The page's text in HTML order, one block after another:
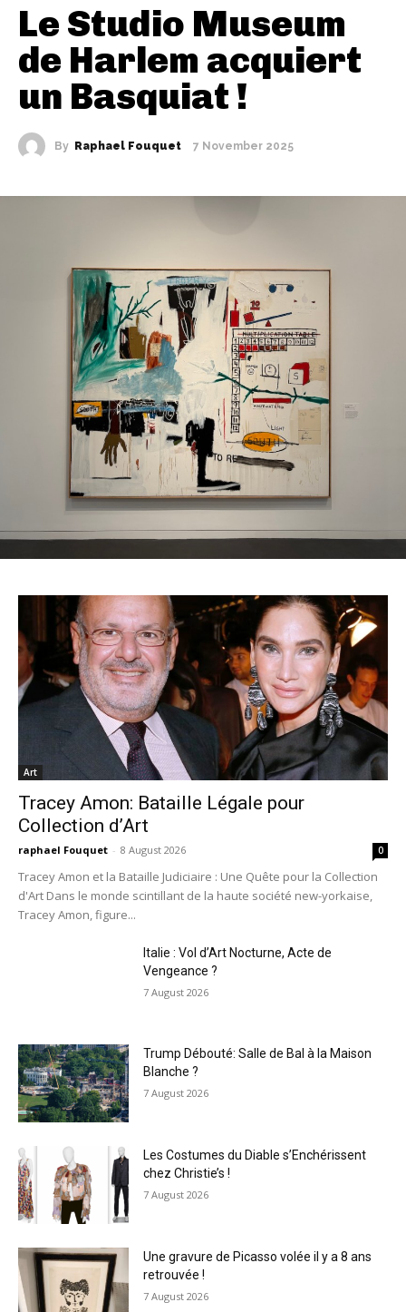
Le Studio Museum
de Harlem acquiert
un Basquiat !
By Raphael Fouquet 7 November 2025
Art
Tracey Amon: Bataille Légale pour
Collection d’Art
raphael Fouquet - 8 August 2026 0
Tracey Amon et la Bataille Judiciaire : Une Quête pour la Collection
d'Art Dans le monde scintillant de la haute société new-yorkaise,
Tracey Amon, figure...
Italie : Vol d’Art Nocturne, Acte de
Vengeance ?
7 August 2026
Trump Débouté: Salle de Bal à la Maison
Blanche ?
7 August 2026
Les Costumes du Diable s’Enchérissent
chez Christie’s !
7 August 2026
Une gravure de Picasso volée il y a 8 ans
retrouvée !
7 August 2026